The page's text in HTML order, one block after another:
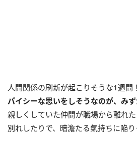
人間関係の刷新が起こりそうな1週間
パイシーな思いをしそうなのが、み
親しくしていた仲間が職場から離れ
別れしたりで、暗澹たる氣持ちに陥